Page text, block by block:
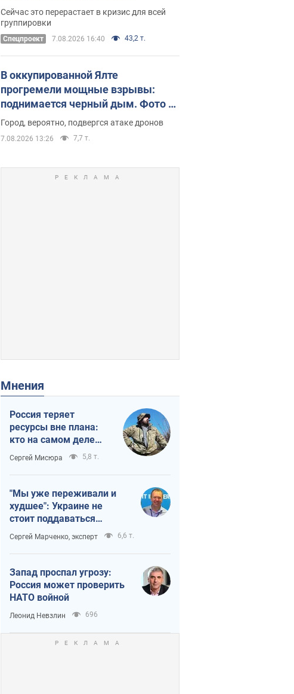
критический дискомфорт: как это
удалось
Сейчас это перерастает в кризис для всей
группировки
Спецпроект 7.08.2026 16:40 43,2 т.
В оккупированной Ялте
прогремели мощные взрывы:
поднимается черный дым. Фото и
видео
Город, вероятно, подвергся атаке дронов
7.08.2026 13:26 7,7 т.
Мнения
Россия теряет
ресурсы вне плана:
кто на самом деле
диктует темп войны
Сергей Мисюра 5,8 т.
"Мы уже переживали и
худшее": Украине не
стоит поддаваться
отчаянию из-за
ракетного террора
Сергей Марченко, эксперт 6,6 т.
Запад проспал угрозу:
Россия может проверить
НАТО войной
Леонид Невзлин 696